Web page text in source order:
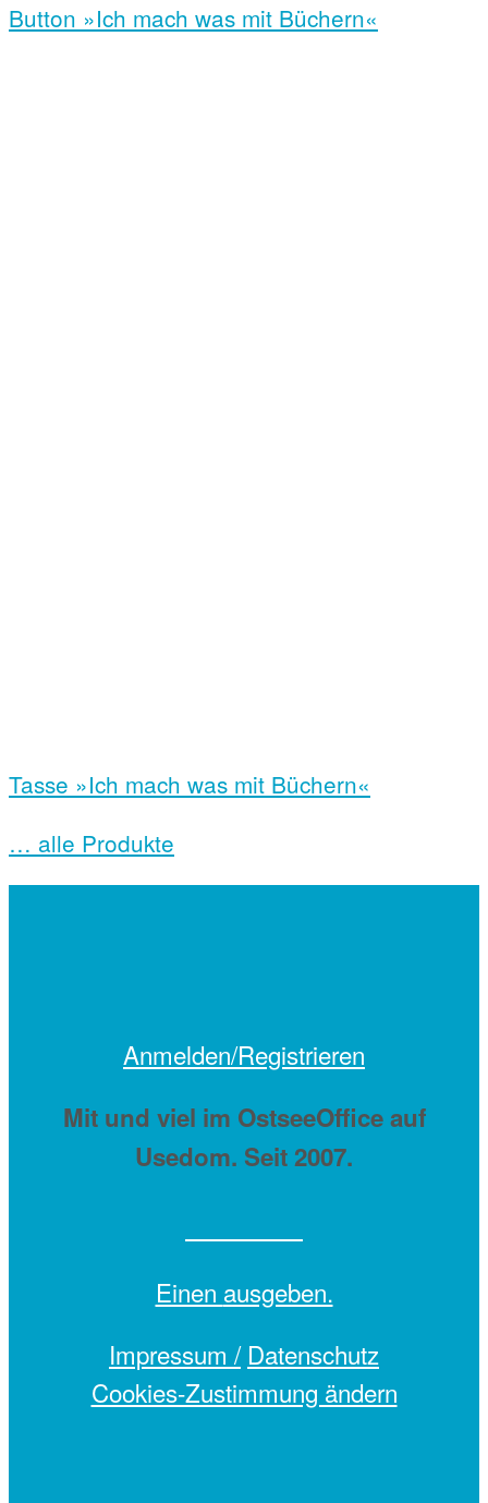
Button »Ich mach was mit Büchern«
Tasse »Ich mach was mit Büchern«
… alle Produkte
Anmelden/Registrieren
Mit und viel im OstseeOffice auf
Usedom. Seit 2007.
Einen ausgeben.
Impressum / Datenschutz
Cookies-Zustimmung ändern